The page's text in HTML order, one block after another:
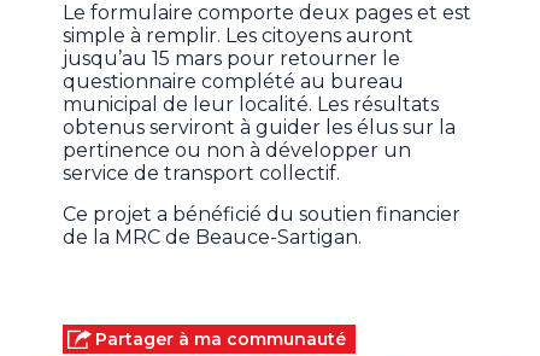
Le formulaire comporte deux pages et est
simple à remplir. Les citoyens auront
jusqu’au 15 mars pour retourner le
questionnaire complété au bureau
municipal de leur localité. Les résultats
obtenus serviront à guider les élus sur la
pertinence ou non à développer un
service de transport collectif.
Ce projet a bénéficié du soutien financier
de la MRC de Beauce-Sartigan.
Partager à ma communauté